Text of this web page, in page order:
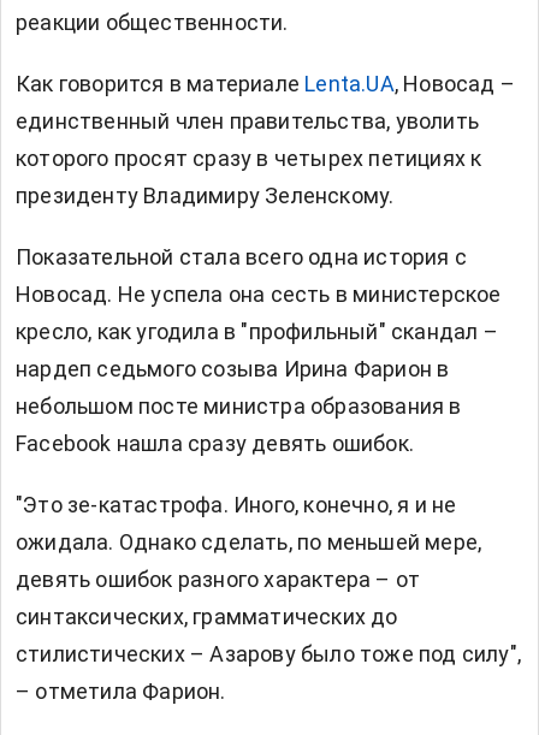
реакции общественности.
Как говорится в материале Lenta.UA, Новосад –
единственный член правительства, уволить
которого просят сразу в четырех петициях к
президенту Владимиру Зеленскому.
Показательной стала всего одна история с
Новосад. Не успела она сесть в министерское
кресло, как угодила в "профильный" скандал –
нардеп седьмого созыва Ирина Фарион в
небольшом посте министра образования в
Facebook нашла сразу девять ошибок.
"Это зе-катастрофа. Иного, конечно, я и не
ожидала. Однако сделать, по меньшей мере,
девять ошибок разного характера – от
синтаксических, грамматических до
стилистических – Азарову было тоже под силу",
– отметила Фарион.